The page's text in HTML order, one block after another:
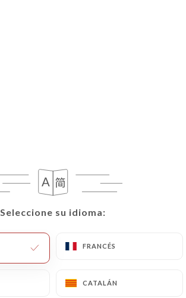
Seleccione su idioma:
FRANCÉS
CATALÁN
Seleccione su idioma:
FRANCÉS
CATALÁN